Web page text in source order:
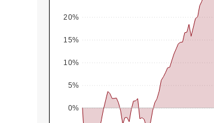
0%
5%
10%
15%
20%